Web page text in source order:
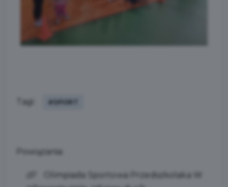
Tagi: #SPORT
Powiązania:
Olimpiada Sportowa Przedszkolaka W